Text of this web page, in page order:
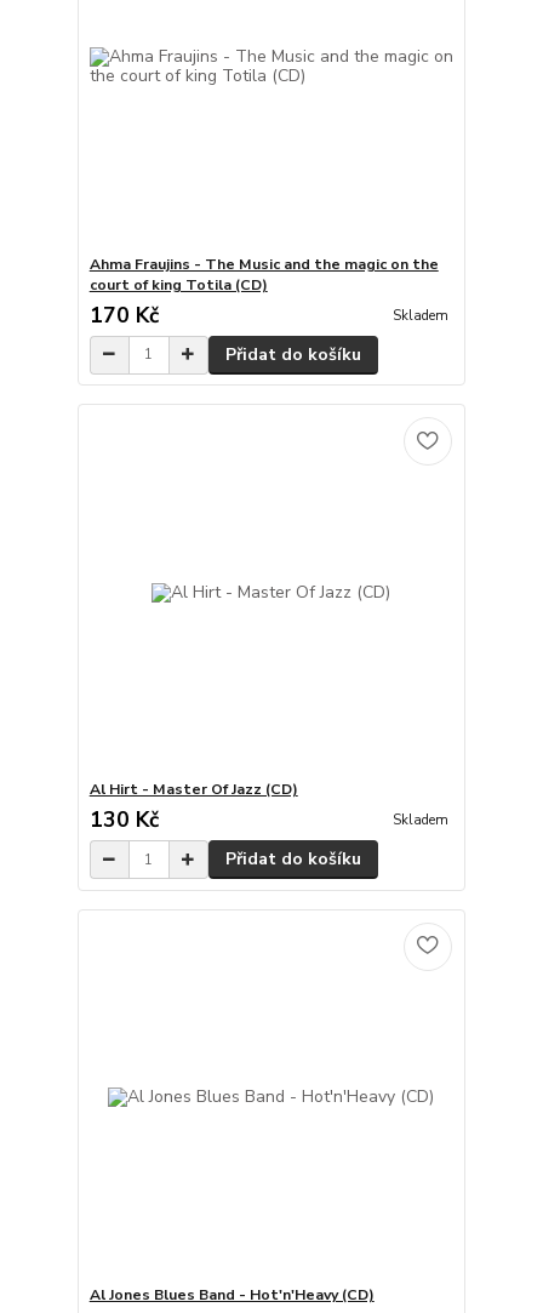
Ahma Fraujins - The Music and the magic on the
court of king Totila (CD)
170 Kč Skladem
Přidat do košíku
Al Hirt - Master Of Jazz (CD)
130 Kč Skladem
Přidat do košíku
Al Jones Blues Band - Hot'n'Heavy (CD)